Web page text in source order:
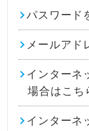
パスワード
メールアド
インターネ
場合はこち
インターネ